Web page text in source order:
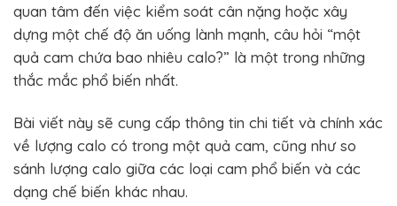
quan tâm đến việc kiểm soát cân nặng hoặc xây
dựng một chế độ ăn uống lành mạnh, câu hỏi “một
quả cam chứa bao nhiêu calo?” là một trong những
thắc mắc phổ biến nhất.
Bài viết này sẽ cung cấp thông tin chi tiết và chính xác
về lượng calo có trong một quả cam, cũng như so
sánh lượng calo giữa các loại cam phổ biến và các
dạng chế biến khác nhau.